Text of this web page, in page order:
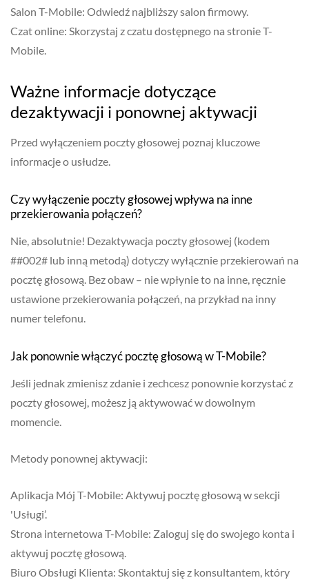
Salon T-Mobile: Odwiedź najbliższy salon firmowy.
Czat online: Skorzystaj z czatu dostępnego na stronie T-
Mobile.
Ważne informacje dotyczące
dezaktywacji i ponownej aktywacji
Przed wyłączeniem poczty głosowej poznaj kluczowe
informacje o usłudze.
Czy wyłączenie poczty głosowej wpływa na inne
przekierowania połączeń?
Nie, absolutnie! Dezaktywacja poczty głosowej (kodem
##002# lub inną metodą) dotyczy wyłącznie przekierowań na
pocztę głosową. Bez obaw – nie wpłynie to na inne, ręcznie
ustawione przekierowania połączeń, na przykład na inny
numer telefonu.
Jak ponownie włączyć pocztę głosową w T-Mobile?
Jeśli jednak zmienisz zdanie i zechcesz ponownie korzystać z
poczty głosowej, możesz ją aktywować w dowolnym
momencie.
Metody ponownej aktywacji:
Aplikacja Mój T-Mobile: Aktywuj pocztę głosową w sekcji
'Usługi’.
Strona internetowa T-Mobile: Zaloguj się do swojego konta i
aktywuj pocztę głosową.
Biuro Obsługi Klienta: Skontaktuj się z konsultantem, który